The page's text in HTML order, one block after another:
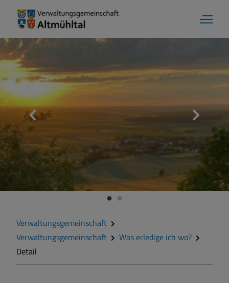
Verwaltungsgemeinschaft
Verwaltungsgemeinschaft
Was erledige ich wo?
Detail